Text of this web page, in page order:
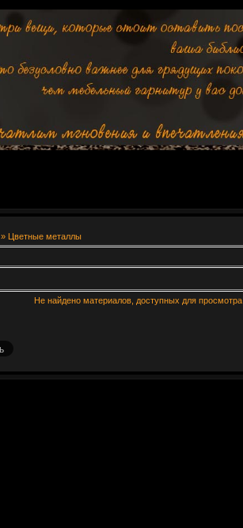
» Цветные металлы
Не найдено материалов, доступных для просмотра